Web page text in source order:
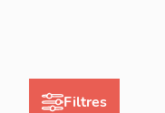
Filtres